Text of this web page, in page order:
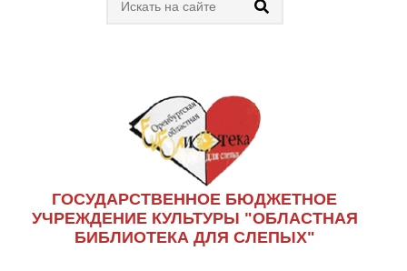
ГОСУДАРСТВЕННОЕ БЮДЖЕТНОЕ
УЧРЕЖДЕНИЕ КУЛЬТУРЫ "ОБЛАСТНАЯ
БИБЛИОТЕКА ДЛЯ СЛЕПЫХ"